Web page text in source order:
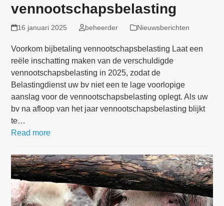
vennootschapsbelasting
16 januari 2025 beheerder Nieuwsberichten
Voorkom bijbetaling vennootschapsbelasting Laat een
reële inschatting maken van de verschuldigde
vennootschapsbelasting in 2025, zodat de
Belastingdienst uw bv niet een te lage voorlopige
aanslag voor de vennootschapsbelasting oplegt. Als uw
bv na afloop van het jaar vennootschapsbelasting blijkt
te…
Read more